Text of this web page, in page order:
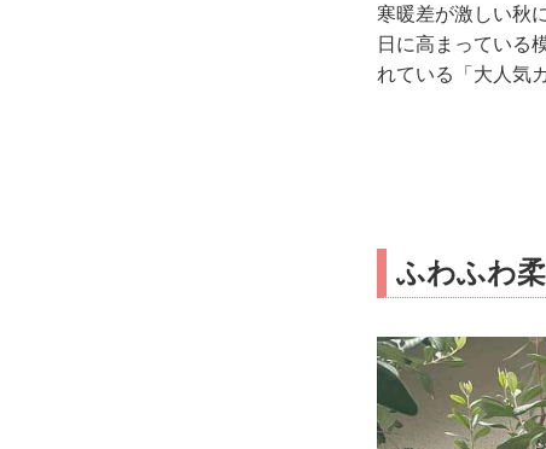
寒暖差が激しい秋
日に高まっている
れている「大人気
ふわふわ